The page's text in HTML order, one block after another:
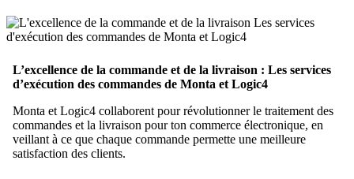
L’excellence de la commande et de la livraison : Les services
d’exécution des commandes de Monta et Logic4
Monta et Logic4 collaborent pour révolutionner le traitement des
commandes et la livraison pour ton commerce électronique, en
veillant à ce que chaque commande permette une meilleure
satisfaction des clients.